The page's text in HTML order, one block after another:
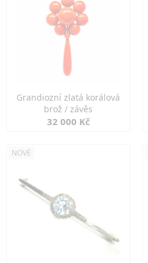
Grandiozní zlatá korálová
brož / závěs
32 000 Kč
NOVÉ